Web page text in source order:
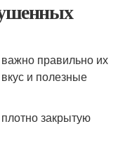
правильно их
и полезные
закрытую